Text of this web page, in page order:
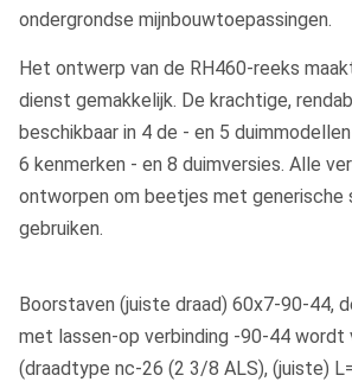
ondergrondse mijnbouwtoepassingen.
Het ontwerp van de RH460-reeks
dienst gemakkelijk. De krachtige,
beschikbaar in 4 de - en 5
6 kenmerken - en 8 duimversies. Alle
ontworpen om beetjes met
gebruiken.
Boorstaven (juiste draad) 60x7-90-44,
met lassen-op verbinding -90-44 wordt
(draadtype nc-26 (2 3/8 ALS), (juiste)